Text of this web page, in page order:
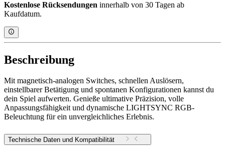
Kostenlose Rücksendungen innerhalb von 30 Tagen ab
Kaufdatum.
Beschreibung
Mit magnetisch-analogen Switches, schnellen Auslösern,
einstellbarer Betätigung und spontanen Konfigurationen kannst du
dein Spiel aufwerten. Genieße ultimative Präzision, volle
Anpassungsfähigkeit und dynamische LIGHTSYNC RGB-
Beleuchtung für ein unvergleichliches Erlebnis.
Technische Daten und Kompatibilität